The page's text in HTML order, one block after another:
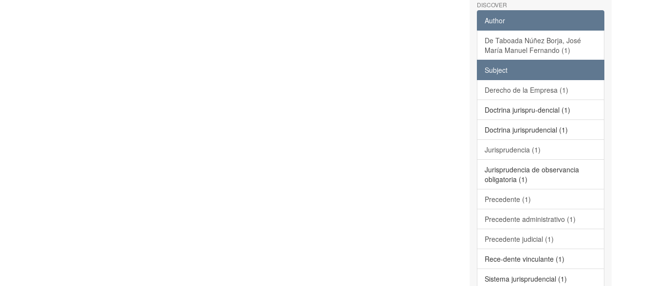
DISCOVER
Author
De Taboada Núñez Borja, José
María Manuel Fernando (1)
Subject
Derecho de la Empresa (1)
Doctrina jurispru-dencial (1)
Doctrina jurisprudencial (1)
Jurisprudencia (1)
Jurisprudencia de observancia
obligatoria (1)
Precedente (1)
Precedente administrativo (1)
Precedente judicial (1)
Rece-dente vinculante (1)
Sistema jurisprudencial (1)